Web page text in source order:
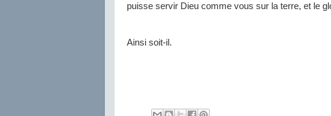
puisse servir Dieu comme vous sur la terre, et le
Ainsi soit-il.